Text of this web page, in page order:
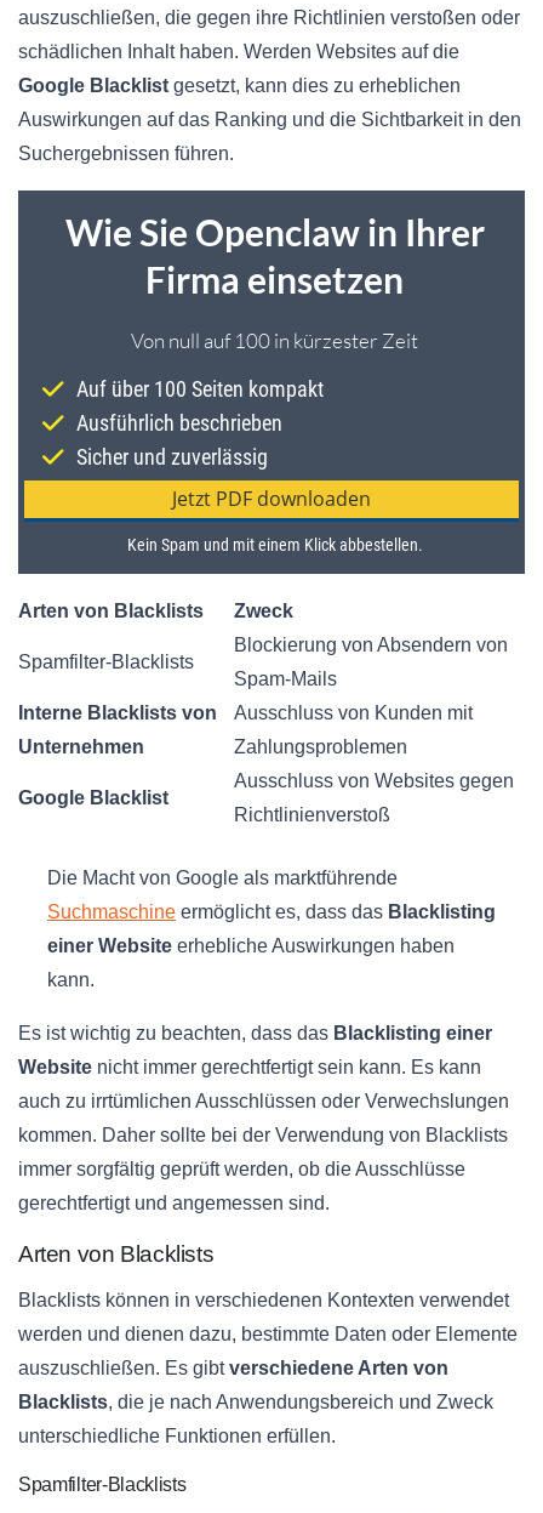
auszuschließen, die gegen ihre Richtlinien verstoßen oder
schädlichen Inhalt haben. Werden Websites auf die
Google Blacklist gesetzt, kann dies zu erheblichen
Auswirkungen auf das Ranking und die Sichtbarkeit in den
Suchergebnissen führen.
Arten von Blacklists Zweck
Spamfilter-Blacklists
Blockierung von Absendern von
Spam-Mails
Interne Blacklists von
Unternehmen
Ausschluss von Kunden mit
Zahlungsproblemen
Google Blacklist
Ausschluss von Websites gegen
Richtlinienverstoß
Die Macht von Google als marktführende
Suchmaschine ermöglicht es, dass das Blacklisting
einer Website erhebliche Auswirkungen haben
kann.
Es ist wichtig zu beachten, dass das Blacklisting einer
Website nicht immer gerechtfertigt sein kann. Es kann
auch zu irrtümlichen Ausschlüssen oder Verwechslungen
kommen. Daher sollte bei der Verwendung von Blacklists
immer sorgfältig geprüft werden, ob die Ausschlüsse
gerechtfertigt und angemessen sind.
Arten von Blacklists
Blacklists können in verschiedenen Kontexten verwendet
werden und dienen dazu, bestimmte Daten oder Elemente
auszuschließen. Es gibtverschiedene Arten von
Blacklists, die je nach Anwendungsbereich und Zweck
unterschiedliche Funktionen erfüllen.
Spamfilter-Blacklists